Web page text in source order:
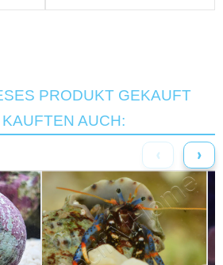
PRODUKT GEKAUFT
AUCH:
‹ ›